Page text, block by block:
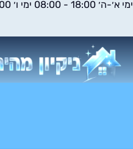
דילוג
ימי א׳-ה׳ 18:00 - 08:00 ימי ו׳ 14:00 - 08:00 שבת וחגים: סגור